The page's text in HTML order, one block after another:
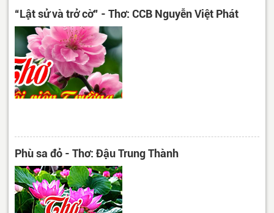
“Lật sử và trở cờ” - Thơ: CCB Nguyễn Việt Phát
Phù sa đỏ - Thơ: Đậu Trung Thành